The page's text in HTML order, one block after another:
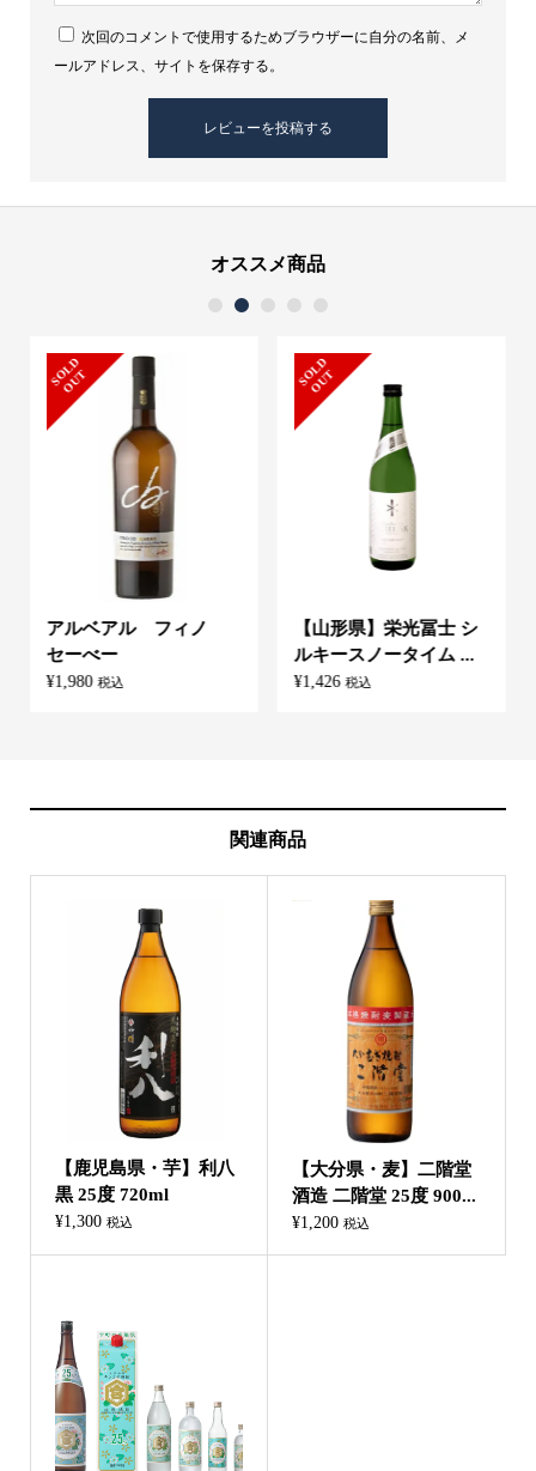
次回のコメントで使用するためブラウザーに自分の名前、メ
ールアドレス、サイトを保存する。
オススメ商品
S
O
L
D
O
U
T
アルベアル フィノ
セーべー
¥1,980 税込
S
O
L
D
O
U
T
【山形県】栄光冨士 シ
ルキースノータイム ...
¥1,426 税込
2
関連商品
【鹿児島県・芋】利八
黒 25度 720ml
¥1,300 税込
【大分県・麦】二階堂
酒造 二階堂 25度 900...
¥1,200 税込